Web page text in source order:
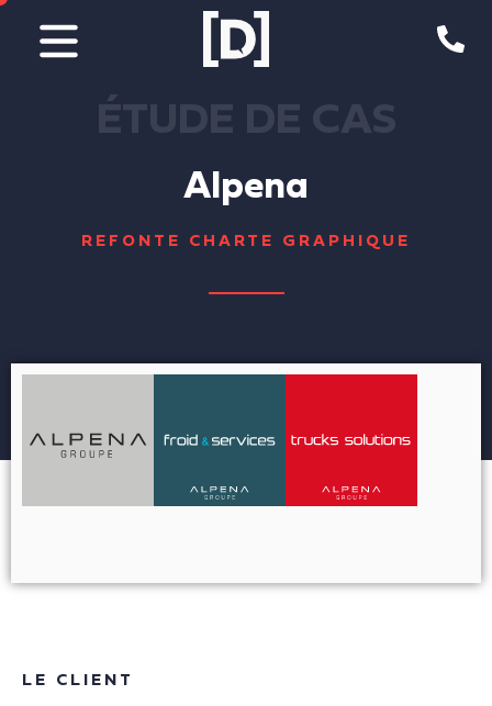
Aller
contenu
ÉTUDE DE CAS
Alpena
REFONTE CHARTE GRAPHIQUE
LE CLIENT